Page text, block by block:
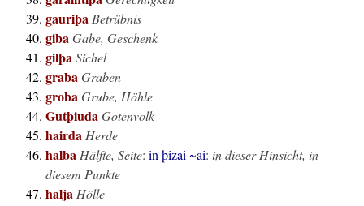
gauriþa Betrübnis
gibaGabe, Geschenk
gilþaSichel
grabaGraben
grobaGrube, Höhle
GutþiudaGotenvolk
hairda Herde
halba Hälfte, Seite: in þizai ~ai: in dieser Hinsicht, in
diesem Punkte
halja Hölle